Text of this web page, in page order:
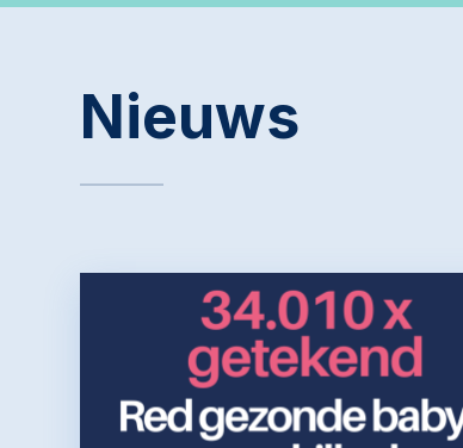
Nieuws